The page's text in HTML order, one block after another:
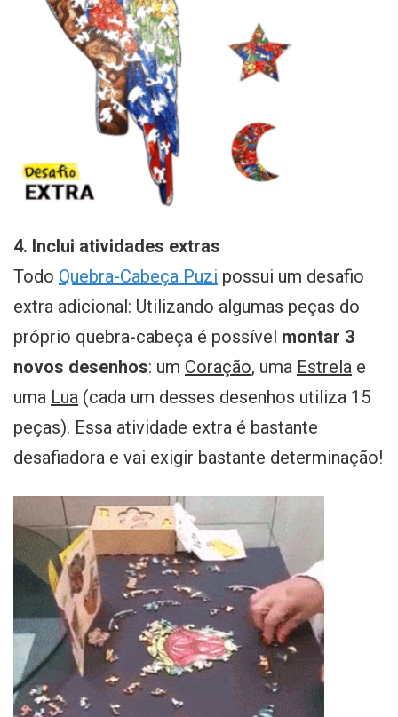
4. Inclui atividades extras
Todo Quebra-Cabeça Puzi possui um desafio
extra adicional: Utilizando algumas peças do
próprio quebra-cabeça é possível montar 3
novos desenhos: um Coração, uma Estrela e
uma Lua (cada um desses desenhos utiliza 15
peças). Essa atividade extra é bastante
desafiadora e vai exigir bastante determinação!